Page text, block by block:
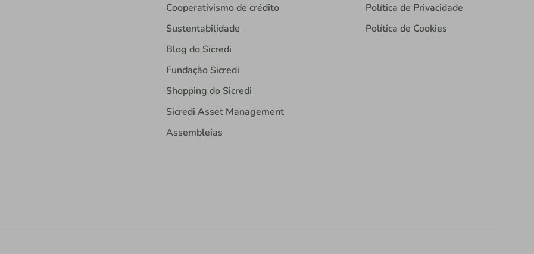
Cooperativismo de crédito
Sustentabilidade
Blog do Sicredi
Fundação Sicredi
Shopping do Sicredi
Sicredi Asset Management
Assembleias
Política de Privacidade
Política de Cookies